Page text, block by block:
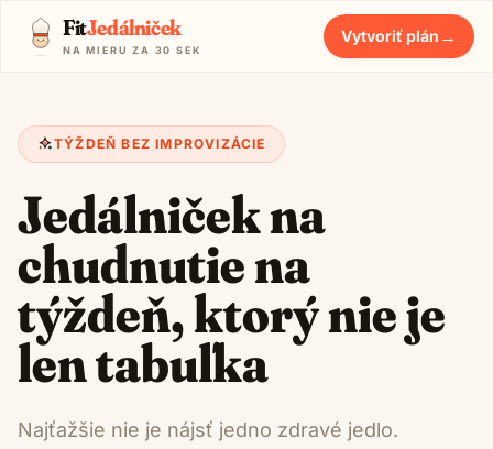
FitJedálniček
NA MIERU ZA 30 SEK
Vytvoriť plán →
TÝŽDEŇ BEZ IMPROVIZÁCIE
Jedálniček na
chudnutie na
týždeň, ktorý nie je
len tabuľka
Najťažšie nie je nájsť jedno zdravé jedlo.